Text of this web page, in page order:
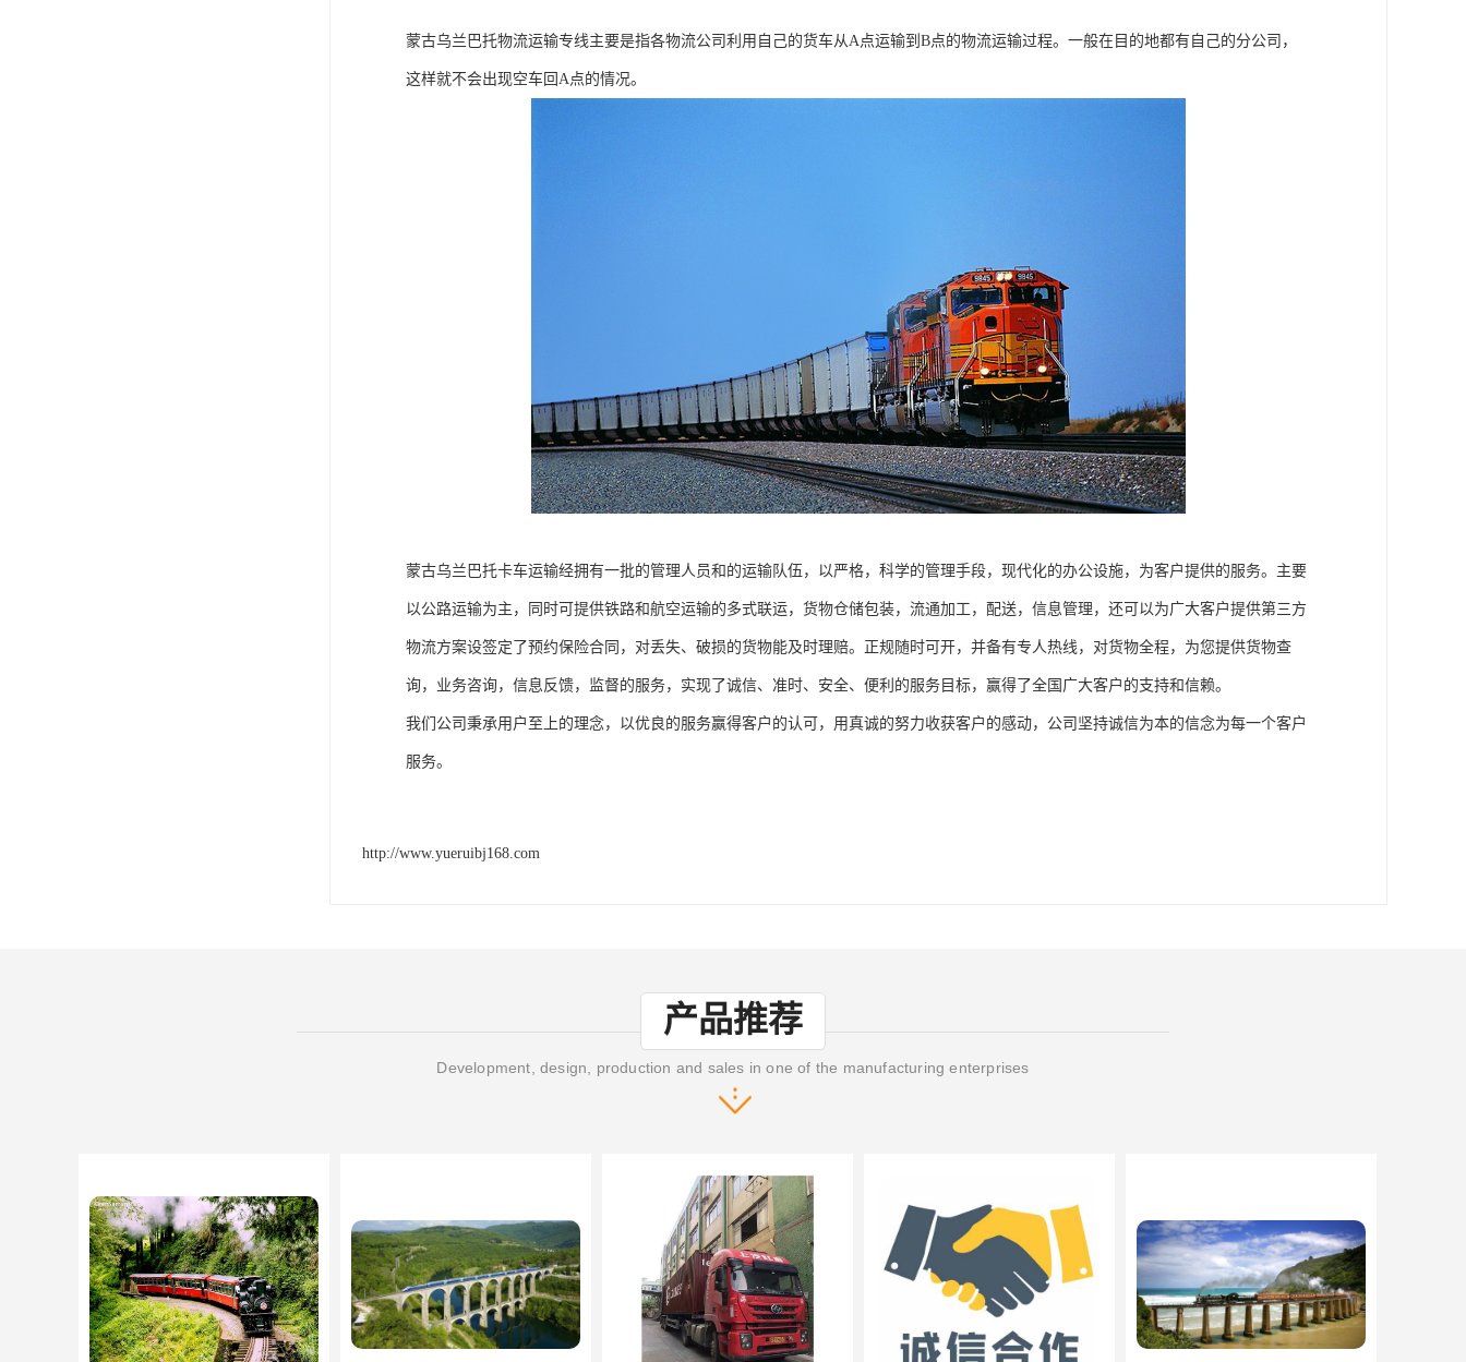
蒙古乌兰巴托物流运输专线主要是指各物流公司利用自己的货车从A点运输到B点的物流运输过程。一般在目的地都有自己的分公司，
这样就不会出现空车回A点的情况。
蒙古乌兰巴托卡车运输经拥有一批的管理人员和的运输队伍，以严格，科学的管理手段，现代化的办公设施，为客户提供的服务。主要
以公路运输为主，同时可提供铁路和航空运输的多式联运，货物仓储包装，流通加工，配送，信息管理，还可以为广大客户提供第三方
物流方案设签定了预约保险合同，对丢失、破损的货物能及时理赔。正规随时可开，并备有专人热线，对货物全程，为您提供货物查
询，业务咨询，信息反馈，监督的服务，实现了诚信、准时、安全、便利的服务目标，赢得了全国广大客户的支持和信赖。
我们公司秉承用户至上的理念，以优良的服务赢得客户的认可，用真诚的努力收获客户的感动，公司坚持诚信为本的信念为每一个客户
服务。
http://www.yueruibj168.com
产品推荐
Development, design, production and sales in one of the manufacturing enterprises